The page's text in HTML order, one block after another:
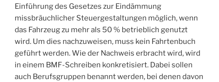
Einführung des Gesetzes zur Eindämmung
missbräuchlicher Steuergestaltungen möglich, wenn
das Fahrzeug zu mehr als 50 % betrieblich genutzt
wird. Um dies nachzuweisen, muss kein Fahrtenbuch
geführt werden. Wie der Nachweis erbracht wird, wird
in einem BMF-Schreiben konkretisiert. Dabei sollen
auch Berufsgruppen benannt werden, bei denen davon